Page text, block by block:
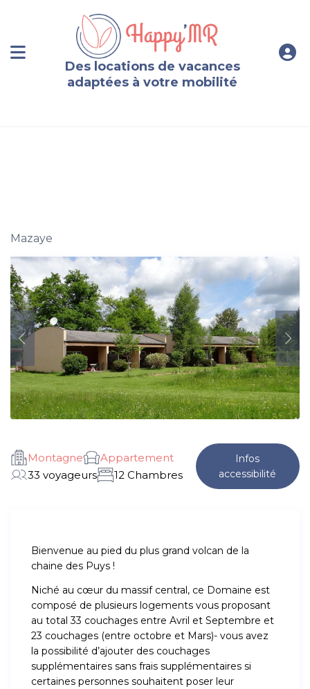
Des locations de vacances
adaptées à votre mobilité
Mazaye
Montagne
Appartement
33 voyageurs
12 Chambres
Infos
accessibilité
Bienvenue au pied du plus grand volcan de la
chaine des Puys !
Niché au cœur du massif central, ce Domaine est
composé de plusieurs logements vous proposant
au total 33 couchages entre Avril et Septembre et
23 couchages (entre octobre et Mars)- vous avez
la possibilité d’ajouter des couchages
supplémentaires sans frais supplémentaires si
certaines personnes souhaitent poser leur